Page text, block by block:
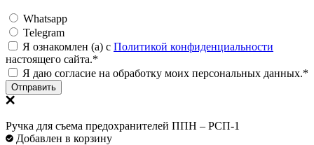
Whatsapp
Telegram
Я ознакомлен (а) с Политикой конфиденциальности
настоящего сайта.*
Я даю согласие на обработку моих персональных данных.*
Отправить
Ручка для съема предохранителей ППН – РСП-1
Добавлен в корзину